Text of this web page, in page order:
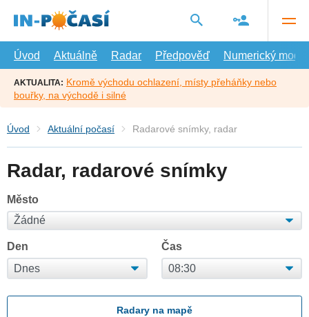
hlavní
Úvod
Aktuálně Radar Předpověď Numerický model
AKTUALITA: Kromě východu ochlazení, místy přeháňky nebo
bouřky, na východě i silné
Úvod Aktuální počasí Radarové snímky, radar
Radar, radarové snímky
Město
Den Čas
Radary na mapě